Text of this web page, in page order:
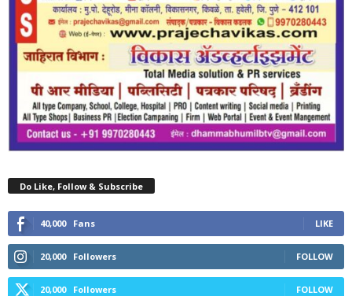
Do Like, Follow & Subscribe
40,000 Fans LIKE
20,000 Followers FOLLOW
20,000 Followers FOLLOW